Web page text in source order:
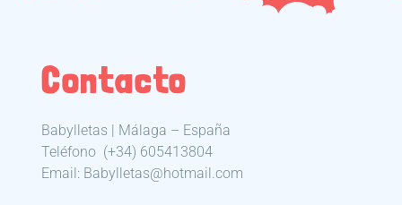
Contacto
Babylletas | Málaga – España
Teléfono (+34) 605413804
Email: Babylletas@hotmail.com